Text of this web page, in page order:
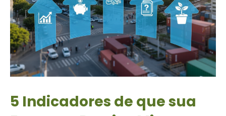
5 Indicadores de que sua